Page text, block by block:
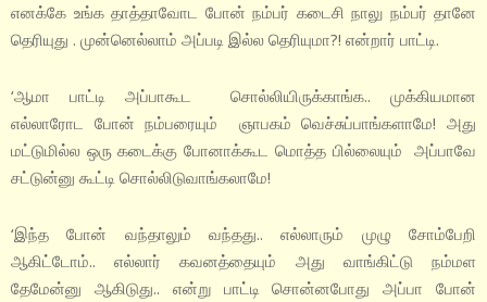
எனக்கே உங்க தாத்தாவோட போன் நம்பர் கடைசி நாலு நம்பர் தானே
தெரியுது . முன்னெல்லாம் அப்படி இல்ல தெரியுமா?! என்றார் பாட்டி.
‘ஆமா பாட்டி அப்பாகூட சொல்லியிருக்காங்க.. முக்கியமான
எல்லாரோட போன் நம்பரையும் ஞாபகம் வெச்சுப்பாங்களாமே! அது
மட்டுமில்ல ஒரு கடைக்கு போனாக்கூட மொத்த பில்லையும் அப்பாவே
சட்டுன்னு கூட்டி சொல்லிடுவாங்கலாமே!
‘இந்த போன் வந்தாலும் வந்தது.. எல்லாரும் முழு சோம்பேறி
ஆகிட்டோம்.. எல்லார் கவனத்தையும் அது வாங்கிட்டு நம்மள
தேமேன்னு ஆகிடுது.. என்று பாட்டி சொன்னபோது அப்பா போன்